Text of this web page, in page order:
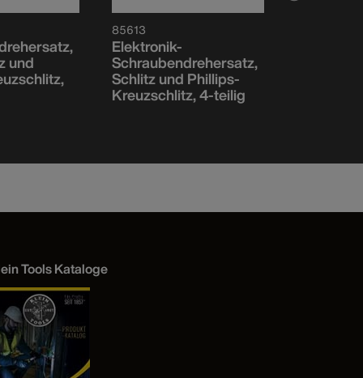
und
85613
Elektronik-
Schraubendrehersatz,
Schlitz und Phillips-
Kreuzschlitz, 4-teilig
Tools Kataloge